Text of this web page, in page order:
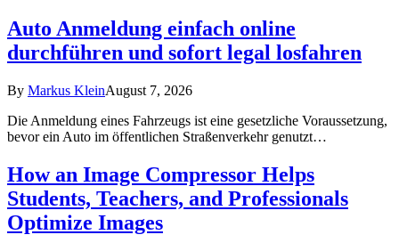
Auto Anmeldung einfach online
durchführen und sofort legal losfahren
By Markus KleinAugust 7, 2026
Die Anmeldung eines Fahrzeugs ist eine gesetzliche Voraussetzung,
bevor ein Auto im öffentlichen Straßenverkehr genutzt…
How an Image Compressor Helps
Students, Teachers, and Professionals
Optimize Images